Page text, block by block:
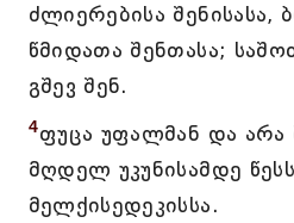
ძლიერებისა შენისასა,
წმიდათა შენთასა;
გშევ შენ.
4ფუცა უფალმან და არა
მღდელ უკუნისამდე
მელქისედეკისსა.